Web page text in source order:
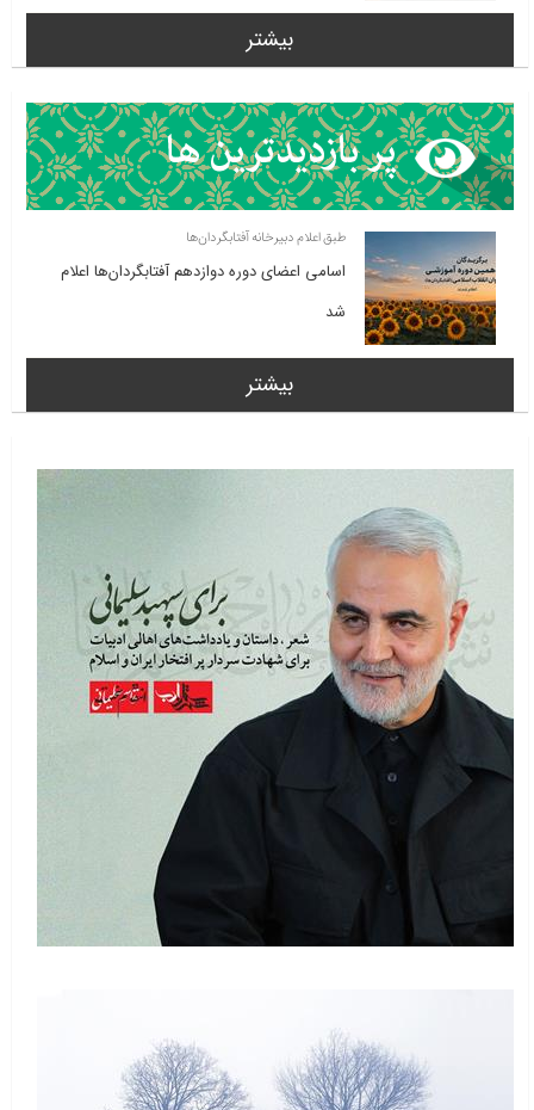
بیشتر
طبق اعلام دبیرخانه آفتابگردان‌ها
اسامی اعضای دوره دوازدهم آفتابگردان‌ها اعلام
شد
بیشتر